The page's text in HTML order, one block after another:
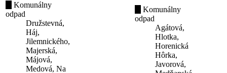
Komunálny
odpad
Družstevná,
Háj,
Jilemnického,
Majerská,
Májová,
Medová, Na
Komunálny
odpad
Agátová,
Hlotka,
Horenická
Hôrka,
Javorová,